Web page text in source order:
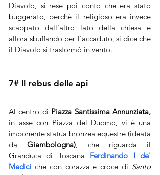
Diavolo, si rese poi conto che era stato
buggerato, perché il religioso era invece
scappato dall'altro lato della chiesa e
allora sbuffando per l'accaduto, si dice che
il Diavolo si trasformò in vento.
7# Il rebus delle api
Al centro di Piazza Santissima Annunziata,
in asse con Piazza del Duomo, vi è una
imponente statua bronzea equestre (ideata
da Giambologna), che riguarda il
Granduca di Toscana Ferdinando I de'
Medici che con corazza e croce di Santo